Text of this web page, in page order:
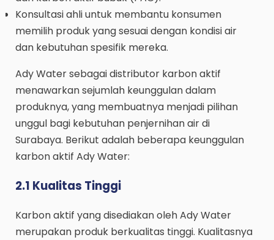
Konsultasi ahli untuk membantu konsumen
memilih produk yang sesuai dengan kondisi air
dan kebutuhan spesifik mereka.
Ady Water sebagai distributor karbon aktif
menawarkan sejumlah keunggulan dalam
produknya, yang membuatnya menjadi pilihan
unggul bagi kebutuhan penjernihan air di
Surabaya. Berikut adalah beberapa keunggulan
karbon aktif Ady Water:
2.1 Kualitas Tinggi
Karbon aktif yang disediakan oleh Ady Water
merupakan produk berkualitas tinggi. Kualitasnya